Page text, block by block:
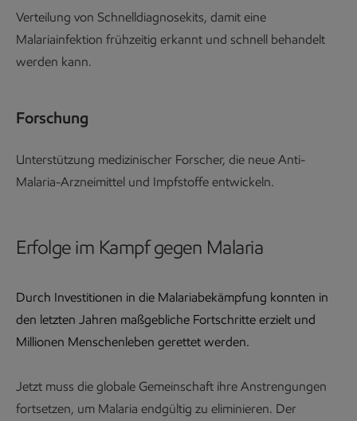
Verteilung von Schnelldiagnosekits, damit eine
Malariainfektion frühzeitig erkannt und schnell behandelt
werden kann.
Forschung
Unterstützung medizinischer Forscher, die neue Anti-
Malaria-Arzneimittel und Impfstoffe entwickeln.
Erfolge im Kampf gegen Malaria
Durch Investitionen in die Malariabekämpfung konnten in
den letzten Jahren maßgebliche Fortschritte erzielt und
Millionen Menschenleben gerettet werden.
Jetzt muss die globale Gemeinschaft ihre Anstrengungen
fortsetzen, um Malaria endgültig zu eliminieren. Der